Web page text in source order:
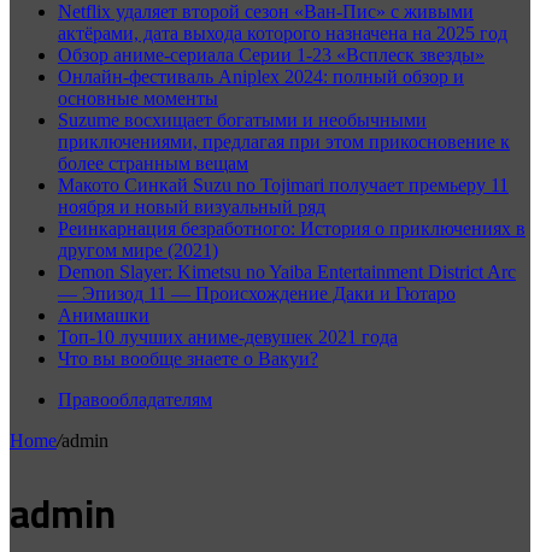
Netflix удаляет второй сезон «Ван-Пис» с живыми
актёрами, дата выхода которого назначена на 2025 год
Обзор аниме-сериала Серии 1-23 «Всплеск звезды»
Онлайн-фестиваль Aniplex 2024: полный обзор и
основные моменты
Suzume восхищает богатыми и необычными
приключениями, предлагая при этом прикосновение к
более странным вещам
Макото Синкай Suzu no Tojimari получает премьеру 11
ноября и новый визуальный ряд
Реинкарнация безработного: История о приключениях в
другом мире (2021)
Demon Slayer: Kimetsu no Yaiba Entertainment District Arc
— Эпизод 11 — Происхождение Даки и Гютаро
Анимашки
Топ-10 лучших аниме-девушек 2021 года
Что вы вообще знаете о Вакуи?
Правообладателям
Home/admin
admin